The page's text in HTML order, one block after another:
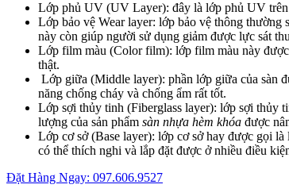
Lớp phủ UV (UV Layer): đây là lớp phủ UV trên
Lớp bảo vệ Wear layer: lớp bảo vệ thông
này còn giúp người sử dụng giảm được lực sát
Lớp film màu (Color film): lớp film màu này được
thật.
Lớp giữa (Middle layer): phần lớp giữa của sàn
năng chống cháy và chống ẩm rất tốt.
Lớp sợi thủy tinh (Fiberglass layer): lớp sợi thủy
lượng của sản phẩm sàn nhựa hèm khóa được
Lớp cơ sở (Base layer): lớp cơ sở hay được gọi
có thể thích nghi và lắp đặt được ở nhiều điều
Đặt Hàng Ngay: 097.606.9527